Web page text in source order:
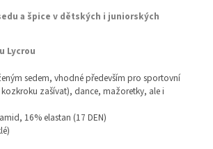
a špice v dětských i juniorských
Lycrou
sedem, vhodné především pro sportovní
kozkroku zašívat), dance, mažoretky, ale i
16% elastan (17 DEN)